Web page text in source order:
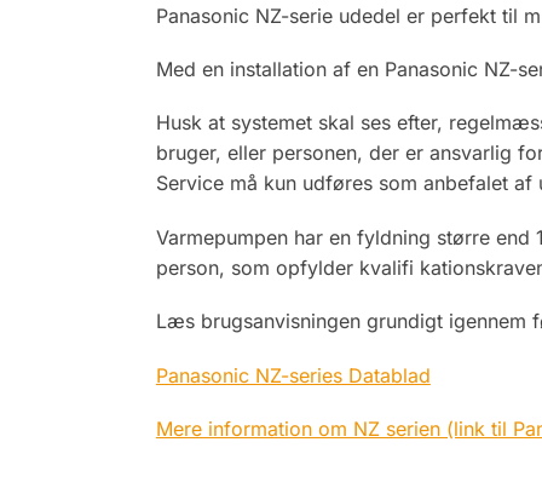
Panasonic NZ-serie udedel er perfekt til
Med en installation af en Panasonic NZ-
Husk at systemet skal ses efter,
bruger, eller personen, der er ansvarlig
Service må kun udføres som anbefalet
Varmepumpen har en fyldning større
person, som opfylder kvalifi
Læs brugsanvisningen grundigt
Panasonic NZ-series Datablad
Mere information om NZ serien (link til